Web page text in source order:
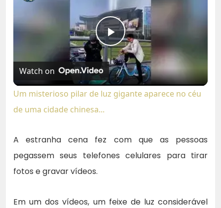
Play
Video
Watch on
Um misterioso pilar de luz gigante aparece no céu
de uma cidade chinesa...
A estranha cena fez com que as pessoas
pegassem seus telefones celulares para tirar
fotos e gravar vídeos.
Em um dos vídeos, um feixe de luz considerável